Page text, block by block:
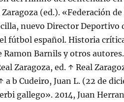
Zaragoza (ed.). «Federación
nuevo Director Deportivo
fútbol español. Historia
Ramon Barnils y otros
Zaragoza, ed. ↑ Real
a b Cudeiro, Juan L. (22 de
gallego». 2014, Juan